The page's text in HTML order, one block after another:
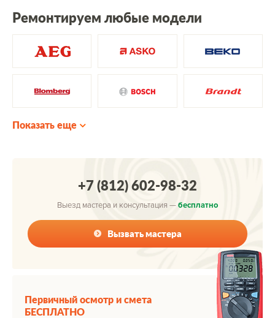
Ремонтируем любые модели
Показать еще
+7 (812) 602-98-32
Выезд мастера и консультация —бесплатно
Вызвать мастера
Первичный осмотр и смета
БЕСПЛАТНО